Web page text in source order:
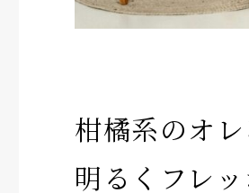
柑橘系のオ
明るくフレ